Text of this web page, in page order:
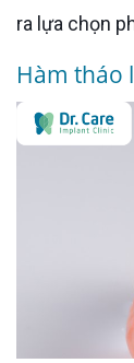
ra lựa chọn
Hàm tháo